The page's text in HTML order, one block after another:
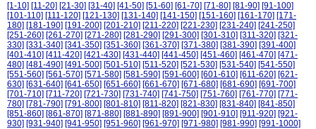
[1-10] [11-20] [21-30] [31-40] [41-50] [51-60] [61-70] [71-80] [81-90] [91-100]
[101-110] [111-120] [121-130] [131-140] [141-150] [151-160] [161-170] [171-
180] [181-190] [191-200] [201-210] [211-220] [221-230] [231-240] [241-250]
[251-260] [261-270] [271-280] [281-290] [291-300] [301-310] [311-320] [321-
330] [331-340] [341-350] [351-360] [361-370] [371-380] [381-390] [391-400]
[401-410] [411-420] [421-430] [431-440] [441-450] [451-460] [461-470] [471-
480] [481-490] [491-500] [501-510] [511-520] [521-530] [531-540] [541-550]
[551-560] [561-570] [571-580] [581-590] [591-600] [601-610] [611-620] [621-
630] [631-640] [641-650] [651-660] [661-670] [671-680] [681-690] [691-700]
[701-710] [711-720] [721-730] [731-740] [741-750] [751-760] [761-770] [771-
780] [781-790] [791-800] [801-810] [811-820] [821-830] [831-840] [841-850]
[851-860] [861-870] [871-880] [881-890] [891-900] [901-910] [911-920] [921-
930] [931-940] [941-950] [951-960] [961-970] [971-980] [981-990] [991-1000]